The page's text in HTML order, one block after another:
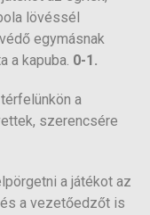
lövéssél
egymásnak
a kapuba. 0-1.
a
szerencsére
a játékot az
a vezetőedzőt is